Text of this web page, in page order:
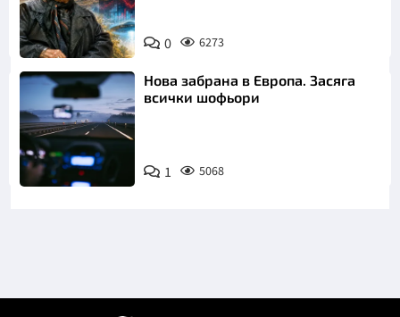
0 6273
Нова забрана в Европа. Засяга
всички шофьори
1 5068